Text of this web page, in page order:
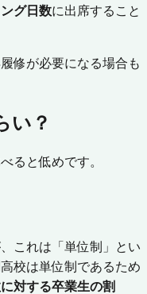
グ日数に出席すること
修が必要になる場合も
い？
ると低めです。
これは「単位制」とい
校は単位制であるため
対する卒業生の割